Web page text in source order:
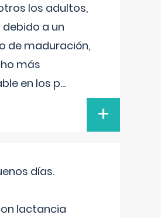
los adultos,
a un
de maduración,
más
en los p...
+
días.
lactancia